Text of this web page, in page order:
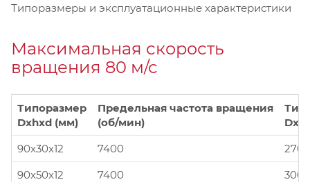
Типоразмеры и эксплуатационные характеристики
Максимальная скорость
вращения 80 м/с
Типоразмер
Dxhxd (мм)
Предельная частота вращения
(об/мин)
90x30x12
7400
90x50x12
7400